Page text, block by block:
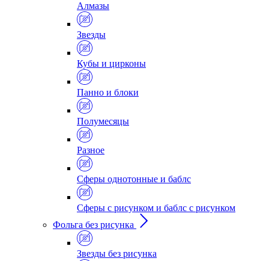
Алмазы
Звезды
Кубы и цирконы
Панно и блоки
Полумесяцы
Разное
Сферы однотонные и баблс
Сферы с рисунком и баблс с рисунком
Фольга без рисунка
Звезды без рисунка